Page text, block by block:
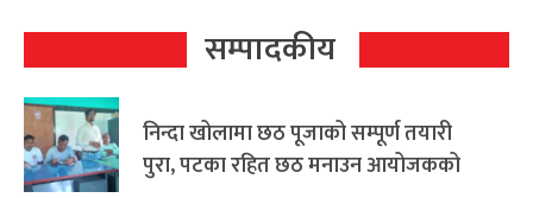
सम्पादकीय
निन्दा खोलामा छठ पूजाको सम्पूर्ण तयारी
पुरा, पटका रहित छठ मनाउन आयोजकको